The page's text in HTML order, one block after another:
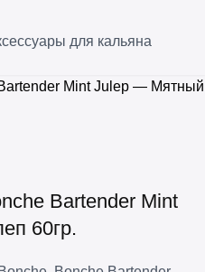
для кальяна
Bartender Mint
60гр.